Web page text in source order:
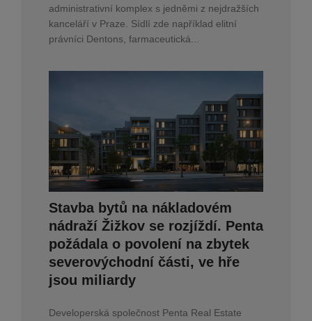
administrativní komplex s jedněmi z nejdražších
kanceláří v Praze. Sídlí zde například elitní
právníci Dentons, farmaceutická...
Stavba bytů na nákladovém
nádraží Žižkov se rozjíždí. Penta
požádala o povolení na zbytek
severovýchodní části, ve hře
jsou miliardy
Developerská společnost Penta Real Estate